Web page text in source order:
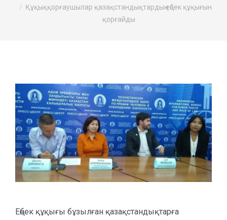
Құқыққорғаушылар қазақстандықтардың еңбек құқығын
қорғайды
Еңбек құқығы бұзылған қазақстандықтарға